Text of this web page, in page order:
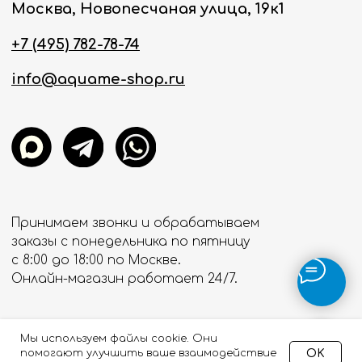
Мы используем файлы cookie. Они
помогают улучшить ваше взаимодействие
OK